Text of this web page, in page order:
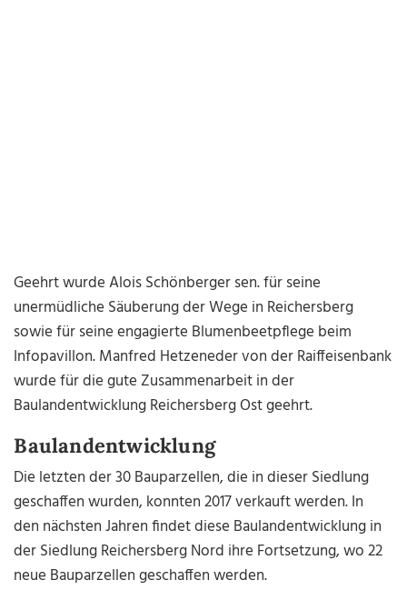
Geehrt wurde Alois Schönberger sen. für seine
unermüdliche Säuberung der Wege in Reichersberg
sowie für seine engagierte Blumenbeetpflege beim
Infopavillon. Manfred Hetzeneder von der Raiffeisenbank
wurde für die gute Zusammenarbeit in der
Baulandentwicklung Reichersberg Ost geehrt.
Baulandentwicklung
Die letzten der 30 Bauparzellen, die in dieser Siedlung
geschaffen wurden, konnten 2017 verkauft werden. In
den nächsten Jahren findet diese Baulandentwicklung in
der Siedlung Reichersberg Nord ihre Fortsetzung, wo 22
neue Bauparzellen geschaffen werden.